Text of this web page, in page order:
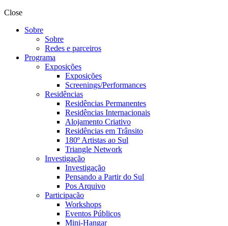
Close
Sobre
Sobre
Redes e parceiros
Programa
Exposições
Exposições
Screenings/Performances
Residências
Residências Permanentes
Residências Internacionais
Alojamento Criativo
Residências em Trânsito
180º Artistas ao Sul
Triangle Network
Investigação
Investigação
Pensando a Partir do Sul
Pos Arquivo
Participação
Workshops
Eventos Públicos
Mini-Hangar